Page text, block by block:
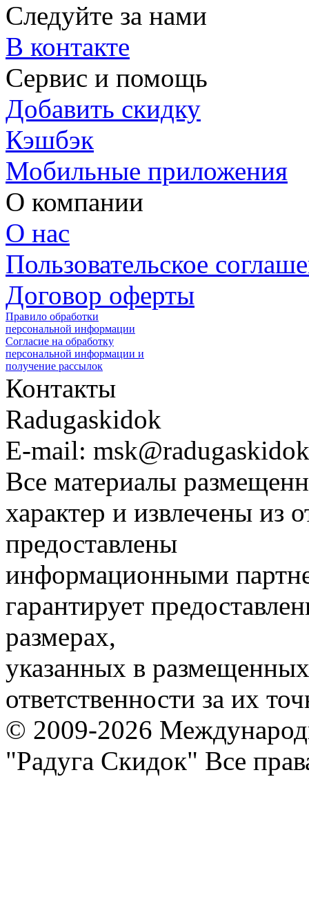
Следуйте за нами
В контакте
Сервис и помощь
Добавить скидку
Кэшбэк
Мобильные приложения
О компании
О нас
Пользовательское
Договор оферты
Правило обработки
персональной информации
Согласие на обработку
персональной информации и
получение рассылок
Контакты
Radugaskidok
E-mail:
Все материалы
характер и извлечены из
предоставлены
информационными
гарантирует
размерах,
указанных в
ответственности за их
© 2009-2026
"Радуга Скидок" Все